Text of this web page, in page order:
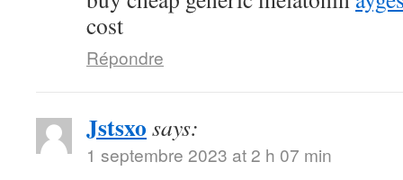
cost
Répondre
Jstsxo says:
1 septembre 2023 at 2 h 07 min